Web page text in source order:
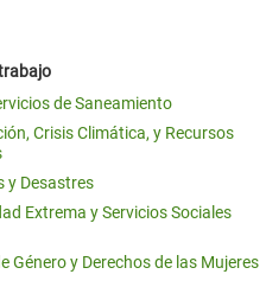
de Saneamiento
Crisis Climática, y Recursos
y Desastres
Extrema y Servicios Sociales
Género y Derechos de las Mujeres